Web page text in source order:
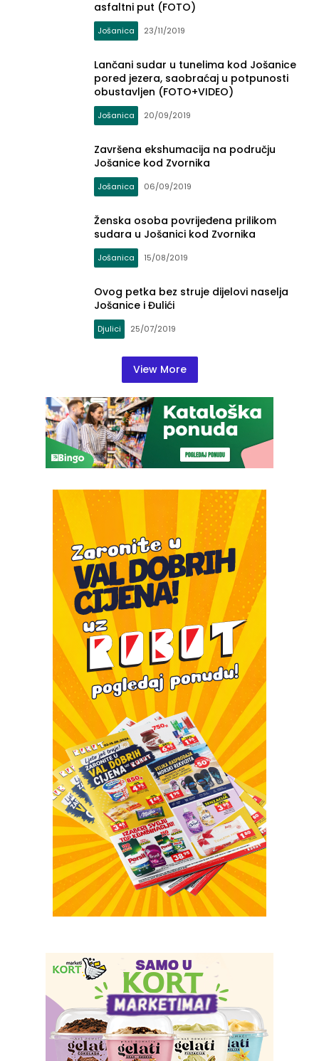
asfaltni put (FOTO)
Jošanica 23/11/2019
Lančani sudar u tunelima kod Jošanice
pored jezera, saobraćaj u potpunosti
obustavljen (FOTO+VIDEO)
Jošanica 20/09/2019
Završena ekshumacija na području
Jošanice kod Zvornika
Jošanica 06/09/2019
Ženska osoba povrijeđena prilikom
sudara u Jošanici kod Zvornika
Jošanica 15/08/2019
Ovog petka bez struje dijelovi naselja
Jošanice i Đulići
Djulici 25/07/2019
View More